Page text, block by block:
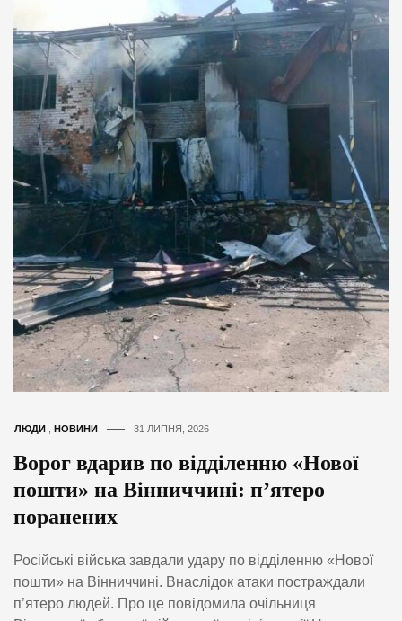
ЛЮДИ , НОВИНИ 31 ЛИПНЯ, 2026
Ворог вдарив по відділенню «Нової
пошти» на Вінниччині: п’ятеро
поранених
Російські війська завдали удару по відділенню «Нової
пошти» на Вінниччині. Внаслідок атаки постраждали
п’ятеро людей. Про це повідомила очільниця